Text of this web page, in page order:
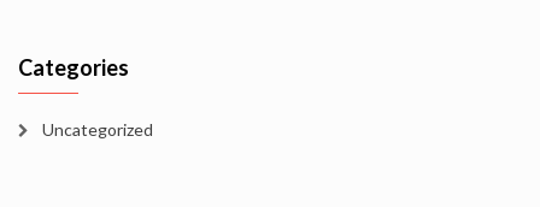
Categories
Uncategorized